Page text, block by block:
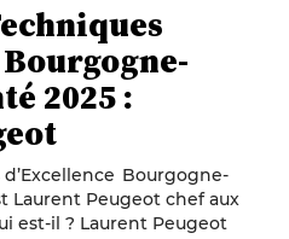
2025 :
Bourgogne-
Laurent Peugeot chef aux
est-il ? Laurent Peugeot